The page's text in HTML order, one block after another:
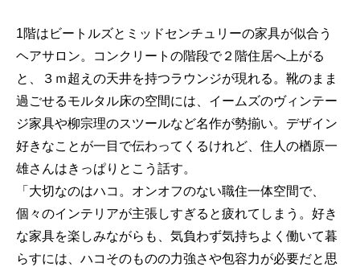
1階はビートルズとミッドセンチュリーの家具が似合う
ヘアサロン。コンクリートの階段で２階住居へ上がる
と、３ｍ超えの天井を持つラウンジが現れる。靴のまま
過ごせるモルタル床の空間には、イームズのヴィンテー
ジ家具や柳宗理のスツールなど名作が勢揃い。デザイン
好きなことが一目で伝わってくるけれど、住人の楢原一
雄さんはきっぱりとこう話す。
「大切なのはハコ。オンオフのない職住一体空間で、
個々のインテリアが主張しすぎると疲れてしまう。好き
な家具を楽しみながらも、気負わず気持ちよく働いて暮
らすには、ハコそのものの力強さや包容力が必要だと思